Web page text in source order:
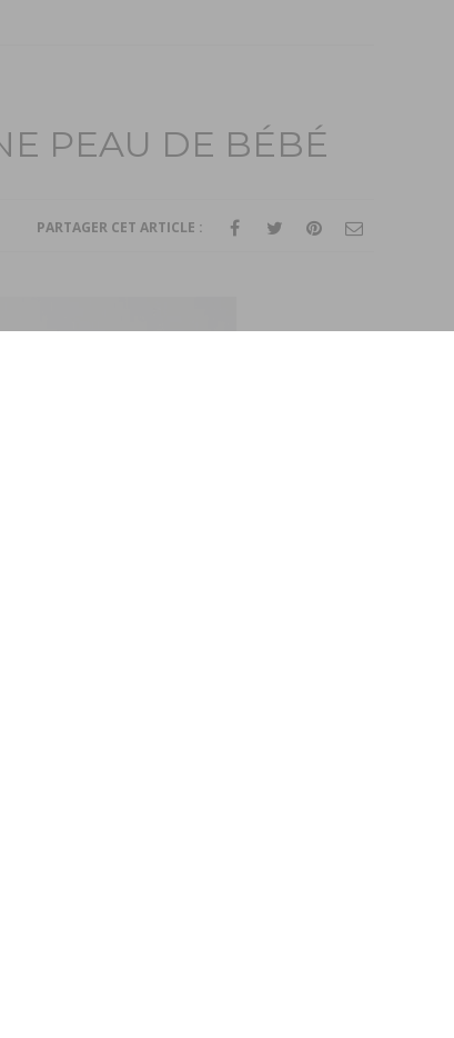
PEAU DE BÉBÉ
PARTAGER CET ARTICLE :